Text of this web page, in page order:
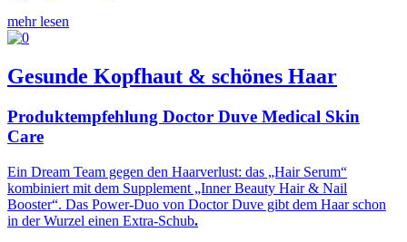
mehr lesen
Gesunde Kopfhaut & schönes Haar
Produktempfehlung Doctor Duve Medical Skin
Care
Ein Dream Team gegen den Haarverlust: das „Hair Serum“
kombiniert mit dem Supplement „Inner Beauty Hair & Nail
Booster“. Das Power-Duo von Doctor Duve gibt dem Haar schon
in der Wurzel einen Extra-Schub.